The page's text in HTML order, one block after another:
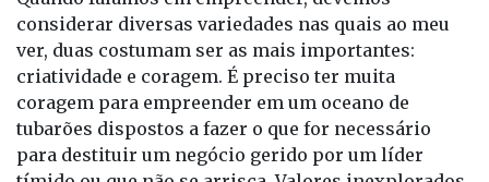
ver, duas costumam ser as mais importantes:
criatividade e coragem. É preciso ter muita
coragem para empreender em um oceano de
tubarões dispostos a fazer o que for necessário
para destituir um negócio gerido por um líder
tímido ou que não se arrisca. Valores inexplorados
capazes de se traduzirem em lucros não acontecem